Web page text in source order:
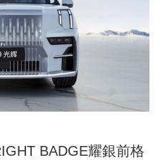
BADGE耀銀前格